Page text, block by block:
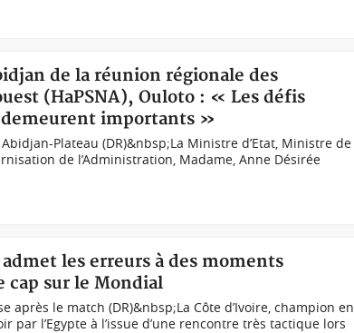
de la réunion régionale des
(HaPSNA), Ouloto : « Les défis
demeurent importants »
Plateau (DR)&nbsp;La Ministre d’Etat, Ministre de
de l’Administration, Madame, Anne Désirée
les erreurs à des moments
sur le Mondial
après le match (DR)&nbsp;La Côte d’Ivoire, champion en
par l’Egypte à l’issue d’une rencontre très tactique lors